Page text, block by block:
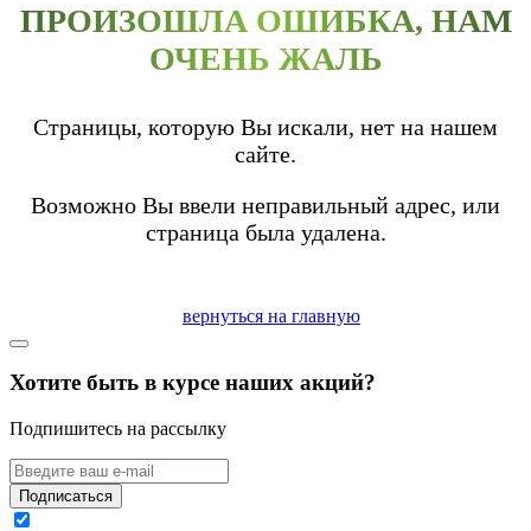
ПРОИЗОШЛА ОШИБКА, НАМ
ОЧЕНЬ ЖАЛЬ
Страницы, которую Вы искали, нет на нашем
сайте.
Возможно Вы ввели неправильный адрес, или
страница была удалена.
вернуться на главную
Хотите быть в курсе наших акций?
Подпишитесь на рассылку
Подписаться